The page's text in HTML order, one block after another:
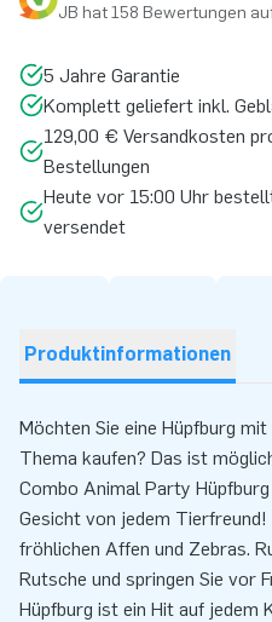
JB hat 158 Bewertungen
5 Jahre Garantie
Komplett geliefert inkl.
129,00 € Versandkosten
Bestellungen
Heute vor 15:00 Uhr
versendet
Produktinformationen
Möchten Sie eine Hüpfburg
Thema kaufen? Das ist
Combo Animal Party
Gesicht von jedem Tierfreund!
fröhlichen Affen und Zebras.
Rutsche und springen Sie vor
Hüpfburg ist ein Hit auf jedem